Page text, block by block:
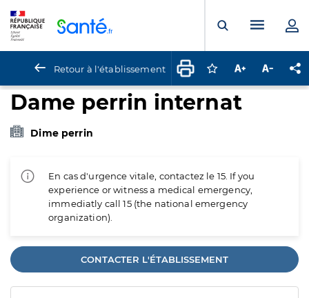
Ouvrir laMenu
Retour à l'établissement Connectez-vous
Augmenter la
Dame perrin internat
Dime perrin
En cas d'urgence vitale, contactez le 15. If you
experience or witness a medical emergency,
immediatly call 15 (the national emergency
organization).
CONTACTER L'ÉTABLISSEMENT